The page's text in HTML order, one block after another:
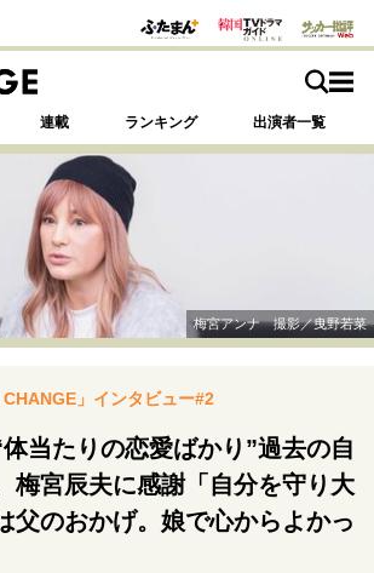
連載 ランキング 出演者一覧
テーマで探す
い 決断の裏側
挫折からの再起
人生が動いた日 10代の挫折と原点
梅宮アンナ 撮影／曳野若菜
」インタビュー#2
当たりの恋愛ばかり”過去の自
梅宮辰夫に感謝「自分を守り大
父のおかげ。娘で心からよかっ